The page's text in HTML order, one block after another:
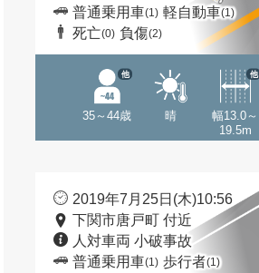
普通乗用車(1) 軽自動車(1)
死亡(0) 負傷(2)
35～44歳
他
晴
幅13.0～
19.5m
他
2019年7月25日(木)10:56
下関市唐戸町 付近
人対車両 小破事故
普通乗用車(1) 歩行者(1)